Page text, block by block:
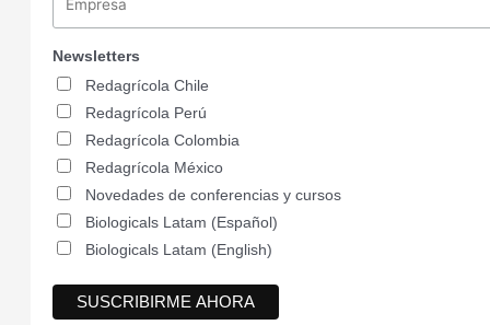
Newsletters
Redagrícola Chile
Redagrícola Perú
Redagrícola Colombia
Redagrícola México
Novedades de conferencias y cursos
Biologicals Latam (Español)
Biologicals Latam (English)